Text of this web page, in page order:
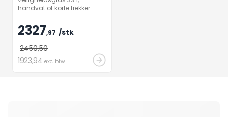
handvat of korte trekker.
afmetingen op aanvraag
mogelijk.
2327,97 /stk
2450,50
1923,94 excl btw